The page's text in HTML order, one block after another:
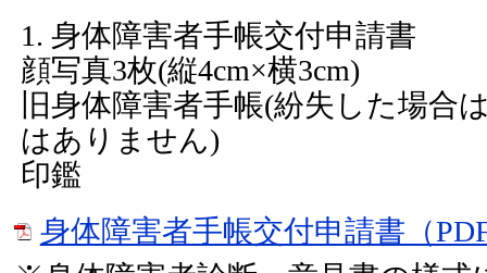
身体障害者手帳交付申請書
顔写真3枚(縦4cm×横3cm)
旧身体障害者手帳(紛失した場合
はありません)
印鑑
身体障害者手帳交付申請書（